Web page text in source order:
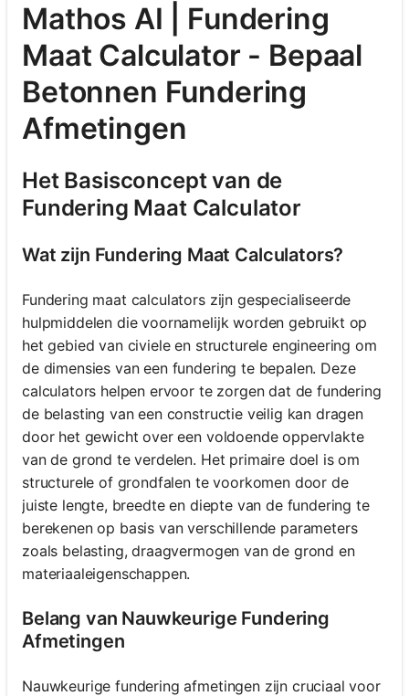
Mathos AI | Fundering
Maat Calculator - Bepaal
Betonnen Fundering
Afmetingen
Het Basisconcept van de
Fundering Maat Calculator
Wat zijn Fundering Maat Calculators?
Fundering maat calculators zijn gespecialiseerde
hulpmiddelen die voornamelijk worden gebruikt op
het gebied van civiele en structurele engineering om
de dimensies van een fundering te bepalen. Deze
calculators helpen ervoor te zorgen dat de fundering
de belasting van een constructie veilig kan dragen
door het gewicht over een voldoende oppervlakte
van de grond te verdelen. Het primaire doel is om
structurele of grondfalen te voorkomen door de
juiste lengte, breedte en diepte van de fundering te
berekenen op basis van verschillende parameters
zoals belasting, draagvermogen van de grond en
materiaaleigenschappen.
Belang van Nauwkeurige Fundering
Afmetingen
Nauwkeurige fundering afmetingen zijn cruciaal voor